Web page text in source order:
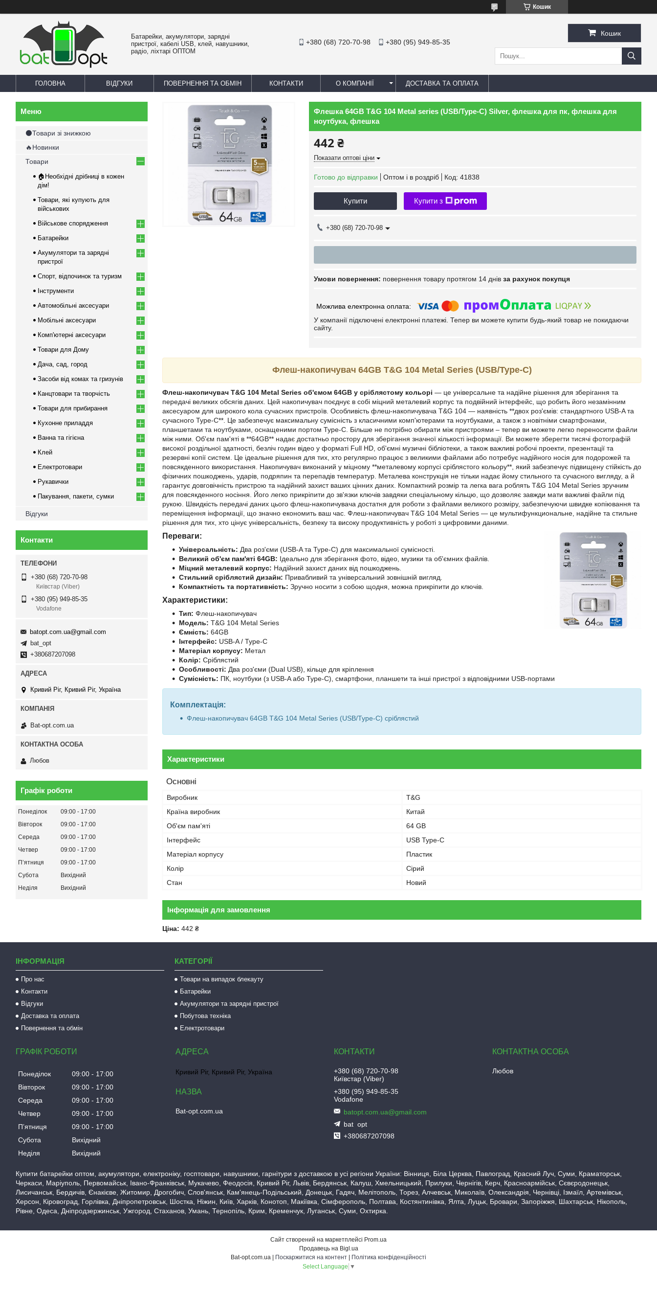
Кошик
Батарейки, акумулятори, зарядні
пристрої, кабелі USB, клей, навушники,
радіо, ліхтарі ОПТОМ
+380 (68) 720-70-98 +380 (95) 949-85-35
Кошик
ГОЛОВНА ВІДГУКИ ПОВЕРНЕННЯ ТА ОБМІН КОНТАКТИ О КОМПАНІЇ ДОСТАВКА ТА ОПЛАТА
Флешка 64GB T&G 104 Metal series (USB/Type-C) Silver, флешка для пк, флешка для
ноутбука, флешка
442 ₴
Показати оптові ціни
Готово до відправки Оптом і в роздріб Код: 41838
Купити Купити з
+380 (68) 720-70-98
повернення товару протягом 14 днів за рахунок покупця
У компанії підключені електронні платежі. Тепер ви можете купити будь-який товар не покидаючи
сайту.
Флеш-накопичувач 64GB T&G 104 Metal Series (USB/Type-C)
Флеш-накопичувач T&G 104 Metal Series об'ємом 64GB у сріблястому кольорі — це універсальне та надійне рішення для зберігання та
передачі великих обсягів даних. Цей накопичувач поєднує в собі міцний металевий корпус та подвійний інтерфейс, що робить його незамінним
аксесуаром для широкого кола сучасних пристроїв. Особливість флеш-накопичувача T&G 104 — наявність **двох роз'ємів: стандартного USB-A та
сучасного Type-C**. Це забезпечує максимальну сумісність з класичними комп'ютерами та ноутбуками, а також з новітніми смартфонами,
планшетами та ноутбуками, оснащеними портом Type-C. Більше не потрібно обирати між пристроями – тепер ви можете легко переносити файли
між ними. Об'єм пам'яті в **64GB** надає достатньо простору для зберігання значної кількості інформації. Ви можете зберегти тисячі фотографій
високої роздільної здатності, безліч годин відео у форматі Full HD, об'ємні музичні бібліотеки, а також важливі робочі проекти, презентації та
резервні копії систем. Це ідеальне рішення для тих, хто регулярно працює з великими файлами або потребує надійного носія для подорожей та
повсякденного використання. Накопичувач виконаний у міцному **металевому корпусі сріблястого кольору**, який забезпечує підвищену стійкість до
фізичних пошкоджень, ударів, подряпин та перепадів температур. Металева конструкція не тільки надає йому стильного та сучасного вигляду, а й
гарантує довговічність пристрою та надійний захист ваших цінних даних. Компактний розмір та легка вага роблять T&G 104 Metal Series зручним
для повсякденного носіння. Його легко прикріпити до зв'язки ключів завдяки спеціальному кільцю, що дозволяє завжди мати важливі файли під
рукою. Швидкість передачі даних цього флеш-накопичувача достатня для роботи з файлами великого розміру, забезпечуючи швидке копіювання та
переміщення інформації, що значно економить ваш час. Флеш-накопичувач T&G 104 Metal Series — це мультифункциональне, надійне та стильне
рішення для тих, хто цінує універсальність, безпеку та високу продуктивність у роботі з цифровими даними.
Переваги:
Універсальність: Два роз'єми (USB-A та Type-C) для максимальної сумісності.
Великий об'єм пам'яті 64GB: Ідеально для зберігання фото, відео, музики та об'ємних файлів.
Міцний металевий корпус: Надійний захист даних від пошкоджень.
Стильний сріблястий дизайн: Привабливий та універсальний зовнішній вигляд.
Компактність та портативність: Зручно носити з собою щодня, можна прикріпити до ключів.
Характеристики:
Тип: Флеш-накопичувач
Модель: T&G 104 Metal Series
Ємність: 64GB
Інтерфейс: USB-A / Type-C
Матеріал корпусу: Метал
Колір: Сріблястий
Особливості: Два роз'єми (Dual USB), кільце для кріплення
Сумісність: ПК, ноутбуки (з USB-A або Type-C), смартфони, планшети та інші пристрої з відповідними USB-портами
Комплектація:
Флеш-накопичувач 64GB T&G 104 Metal Series (USB/Type-C) сріблястий
Характеристики
Основні
Виробник
T&G
Країна виробник
Китай
Об'єм пам'яті
64 GB
Інтерфейс
USB Type-C
Матеріал корпусу
Пластик
Колір
Сірий
Стан
Новий
Інформація для замовлення
Ціна: 442 ₴
⚫Товари зі знижкою
🔥Новинки
Товари
🏠Необхідні дрібниці в кожен
дім!
Товари, які купують для
військових
Військове спорядження
Батарейки
Акумулятори та зарядні
пристрої
Спорт, відпочинок та туризм
Інструменти
Автомобільні аксесуари
Мобільні аксесуари
Комп'ютерні аксесуари
Товари для Дому
Дача, сад, город
Засоби від комах та гризунів
Канцтовари та творчість
Товари для прибирання
Кухонне приладдя
Ванна та гігієна
Клей
Електротовари
Рукавички
Пакування, пакети, сумки
Відгуки
Контакти
+380 (68) 720-70-98
Київстар (Viber)
+380 (95) 949-85-35
Vodafone
batopt.com.ua@gmail.com
bat_opt
+380687207098
Кривий Ріг, Кривий Ріг, Україна
Bat-opt.com.ua
Любов
Графік роботи
Понеділок 09:00
17:00
Вівторок
09:00
17:00
Середа
09:00
17:00
Четвер
09:00
17:00
Пʼятниця
09:00
17:00
Субота
Вихідний
Неділя
Вихідний
ІНФОРМАЦІЯ
Про нас
Контакти
Відгуки
Доставка та оплата
Повернення та обмін
КАТЕГОРІЇ
Товари на випадок блекауту
Батарейки
Акумулятори та зарядні пристрої
Побутова техніка
Електротовари
ГРАФІК РОБОТИ
Понеділок 09:00
17:00
Вівторок
09:00
17:00
Середа
09:00
17:00
Четвер
09:00
17:00
Пʼятниця
09:00
17:00
Субота
Вихідний
Неділя
Вихідний
Кривий Ріг, Кривий Ріг, Україна
Bat-opt.com.ua
+380 (68) 720-70-98
Київстар (Viber)
+380 (95) 949-85-35
Vodafone
batopt.com.ua@gmail.com
bat_opt
+380687207098
Любов
Купити батарейки оптом, акумулятори, електроніку, госптовари, навушники, гарнітури з доставкою в усі регіони України: Вінниця, Біла Церква, Павлоград, Красний Луч, Суми, Краматорськ,
Черкаси, Маріуполь, Первомайськ, Івано-Франківськ, Мукачево, Феодосія, Кривий Ріг, Львів, Бердянськ, Калуш, Хмельницький, Прилуки, Чернігів, Керч, Красноармійськ, Сєвєродонецьк,
Лисичанськ, Бердичів, Єнакієве, Житомир, Дрогобич, Слов'янськ, Кам'янець-Подільський, Донецьк, Гадяч, Мелітополь, Торез, Алчевськ, Миколаїв, Олександрія, Чернівці, Ізмаїл, Артемівськ,
Херсон, Кіровоград, Горлівка, Дніпропетровськ, Шостка, Ніжин, Київ, Харків, Конотоп, Макіївка, Сімферополь, Полтава, Костянтинівка, Ялта, Луцьк, Бровари, Запоріжжя, Шахтарськ, Нікополь,
Рівне, Одеса, Дніпродзержинськ, Ужгород, Стаханов, Умань, Тернопіль, Крим, Кременчук, Луганськ, Суми, Охтирка.
Сайт створений на маркетплейсі Prom.ua
Продавець на Bigl.ua
Поскаржитися на контент
Політика конфіденційності
Select Language ▼